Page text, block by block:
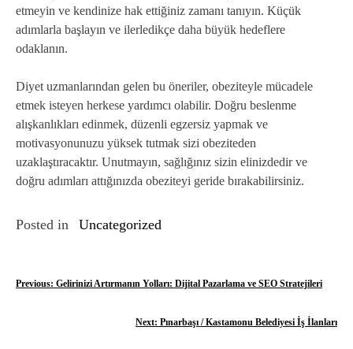
etmeyin ve kendinize hak ettiğiniz zamanı tanıyın. Küçük
adımlarla başlayın ve ilerledikçe daha büyük hedeflere
odaklanın.
Diyet uzmanlarından gelen bu öneriler, obeziteyle mücadele
etmek isteyen herkese yardımcı olabilir. Doğru beslenme
alışkanlıkları edinmek, düzenli egzersiz yapmak ve
motivasyonunuzu yüksek tutmak sizi obeziteden
uzaklaştıracaktır. Unutmayın, sağlığınız sizin elinizdedir ve
doğru adımları attığınızda obeziteyi geride bırakabilirsiniz.
Posted in Uncategorized
Y
Previous: Gelirinizi Artırmanın Yolları: Dijital Pazarlama ve SEO Stratejileri
Next: Pınarbaşı / Kastamonu Belediyesi İş İlanları